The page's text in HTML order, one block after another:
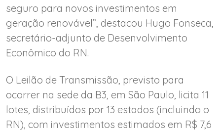
seguro para novos investimentos em
geração renovável”, destacou Hugo Fonseca,
secretário-adjunto de Desenvolvimento
Econômico do RN.
O Leilão de Transmissão, previsto para
ocorrer na sede da B3, em São Paulo, licita 11
lotes, distribuídos por 13 estados (incluindo o
RN), com investimentos estimados em R$ 7,6